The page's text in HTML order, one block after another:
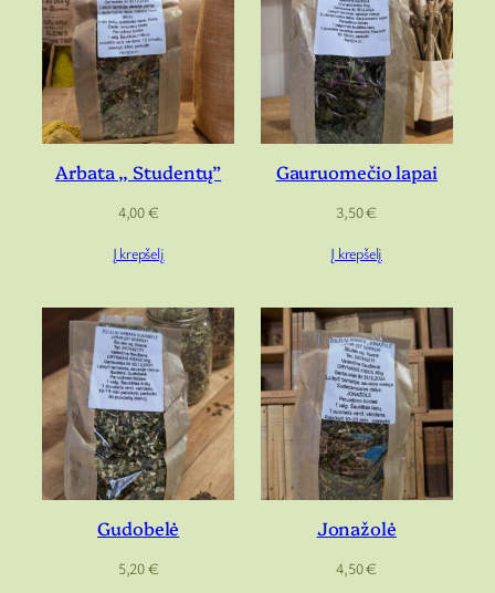
Arbata ,, Studentų”
4,00€
Į krepšelį
Gauruomečio lapai
3,50€
Į krepšelį
Gudobelė
5,20€
Jonažolė
4,50€